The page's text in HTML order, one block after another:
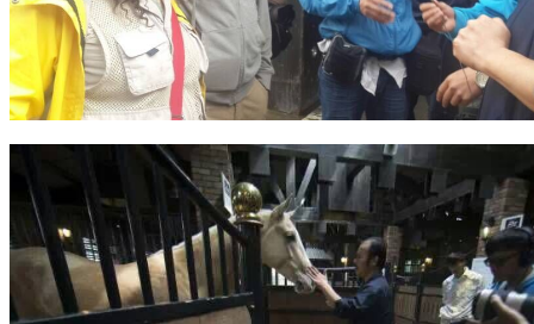
人才招聘
社会招聘 校园招聘
视觉文化
全部
汗血马助力新疆文旅
伊犁州霍城古城巡游 北屯市185团巡游 伊犁霍城县晃晃
村巡游 阿勒泰北屯市巡游 阿勒泰布尔津县巡游
伊犁州
察布查尔县巡游 伊犁昭苏巡游 赛里木湖巡游
园区风采